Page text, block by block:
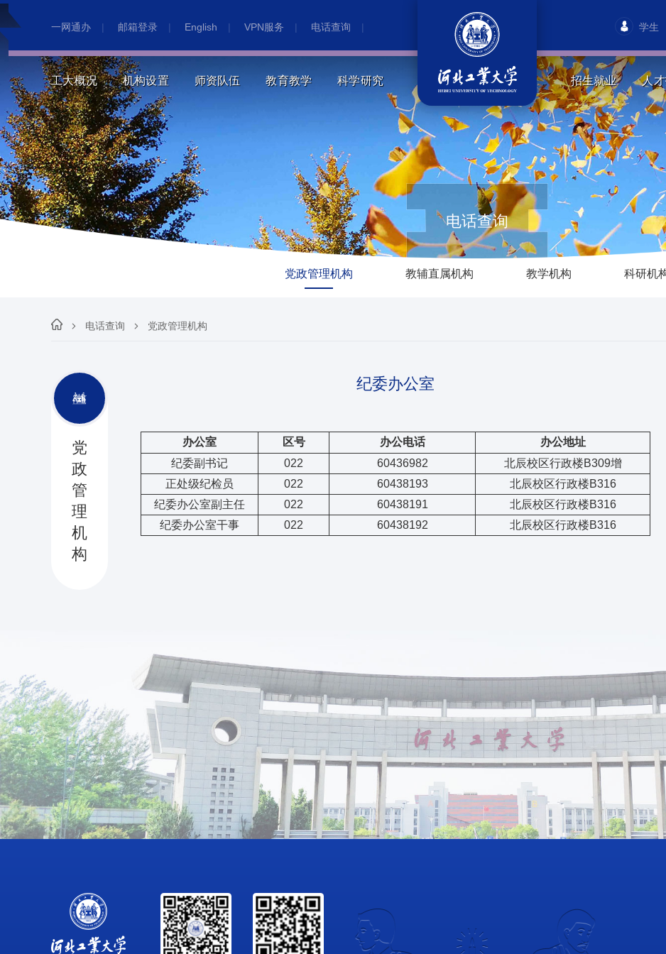
一网通办 | 邮箱登录 | English | VPN服务 | 电话查询 | 学生
工大概况 机构设置 师资队伍 教育教学 科学研究 招生就业 人
电话查询
党政管理机构 教辅直属机构 教学机构 科研机
电话查询 党政管理机构
党
政
管
理
机
构
纪委办公室
办公室 区号 办公电话
办公地址
纪委副书记
022 60436982
北辰校区行政楼B309增
正处级纪检员
022 60438193
北辰校区行政楼B316
纪委办公室副主任
022 60438191
北辰校区行政楼B316
纪委办公室干事
022 60438192 北辰校区行政楼B316